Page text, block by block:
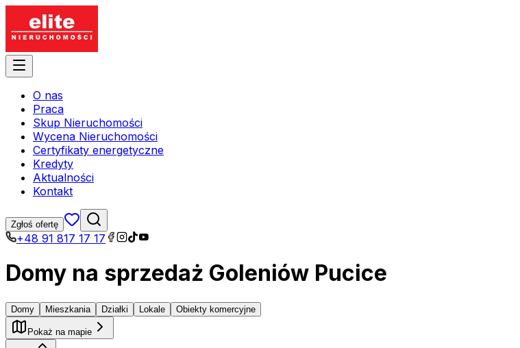
O nas
Praca
Skup Nieruchomości
Wycena Nieruchomości
Certyfikaty energetyczne
Kredyty
Aktualności
Kontakt
Zgłoś ofertę
+48 91 817 17 17
Domy na sprzedaż Goleniów Pucice
Domy Mieszkania Działki Lokale Obiekty komercyjne
Pokaż na mapie